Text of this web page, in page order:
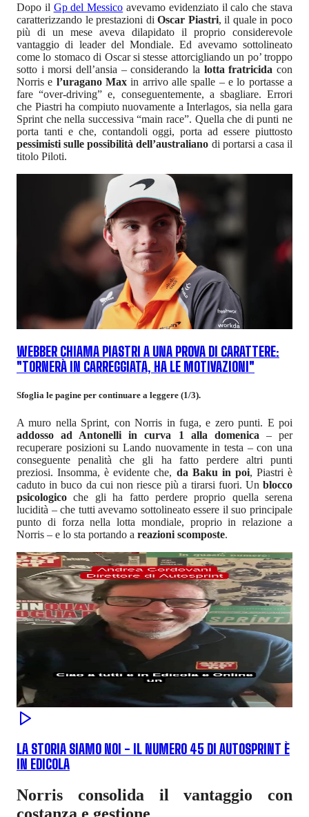
Dopo il Gp del Messico avevamo evidenziato il calo che stava
caratterizzando le prestazioni diOscar Piastri, il quale in poco
più di un mese aveva dilapidato il proprio considerevole
vantaggio di leader del Mondiale. Ed avevamo sottolineato
come lo stomaco di Oscar si stesse attorcigliando un po’ troppo
sotto i morsi dell’ansia – considerando la lotta fratricida con
Norris e l’uragano Max in arrivo alle spalle – e lo portasse a
fare “over-driving” e, conseguentemente, a sbagliare. Errori
che Piastri ha compiuto nuovamente a Interlagos, sia nella gara
Sprint che nella successiva “main race”. Quella che di punti ne
porta tanti e che, contandoli oggi, porta ad essere piuttosto
pessimisti sulle possibilità dell’australiano di portarsi a casa il
titolo Piloti.
WEBBER CHIAMA PIASTRI A UNA PROVA DI CARATTERE:
"TORNERÀ IN CARREGGIATA, HA LE MOTIVAZIONI"
Sfoglia le pagine per continuare a leggere (1/3).
A muro nella Sprint, con Norris in fuga, e zero punti. E poi
addosso ad Antonelli in curva 1 alla domenica – per
recuperare posizioni su Lando nuovamente in testa – con una
conseguente penalità che gli ha fatto perdere altri punti
preziosi. Insomma, è evidente che, da Baku in poi, Piastri è
caduto in buco da cui non riesce più a tirarsi fuori. Un blocco
psicologico che gli ha fatto perdere proprio quella serena
lucidità – che tutti avevamo sottolineato essere il suo principale
punto di forza nella lotta mondiale, proprio in relazione a
Norris – e lo sta portando a reazioni scomposte.
LA STORIA SIAMO NOI - IL NUMERO 45 DI AUTOSPRINT È
IN EDICOLA
Norris consolida il vantaggio con